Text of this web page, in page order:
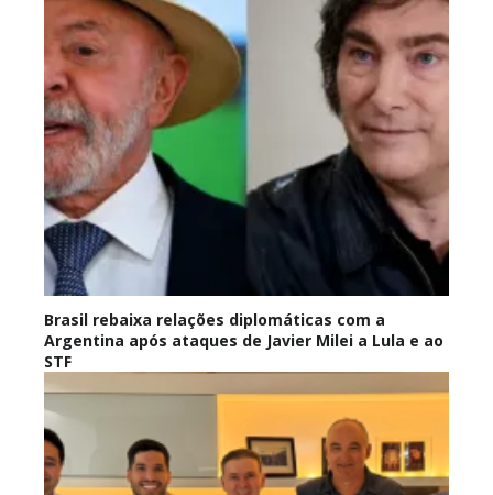
Brasil rebaixa relações diplomáticas com a
Argentina após ataques de Javier Milei a Lula e ao
STF